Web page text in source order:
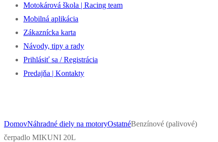
Motokárová škola | Racing team
Mobilná aplikácia
Zákaznícka karta
Návody, tipy a rady
Prihlásiť sa / Registrácia
Predajňa | Kontakty
DomovNáhradné diely na motoryOstatnéBenzínové (palivové)
čerpadlo MIKUNI 20L